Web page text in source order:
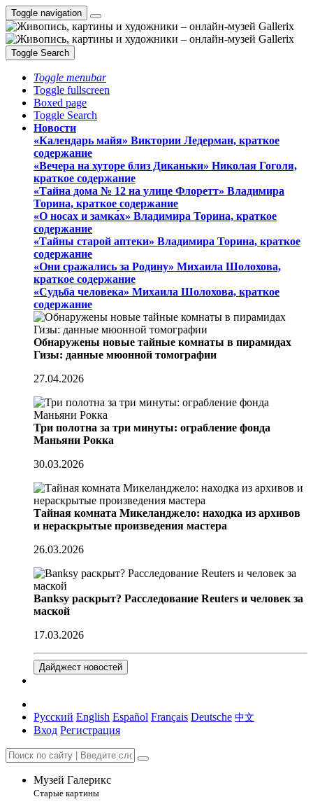
Toggle navigation
Toggle Search
Toggle menubar
Toggle fullscreen
Boxed page
Toggle Search
Новости
«Календарь майя» Виктории Ледерман, краткое
содержание
«Вечера на хуторе близ Диканьки» Николая Гоголя,
краткое содержание
«Тайна дома № 12 на улице Флоретт» Владимира
Торина, краткое содержание
«О носах и замка́х» Владимира Торина, краткое
содержание
«Тайны старой аптеки» Владимира Торина, краткое
содержание
«Они сражались за Родину» Михаила Шолохова,
краткое содержание
«Судьба человека» Михаила Шолохова, краткое
содержание
Обнаружены новые тайные комнаты в пирамидах
Гизы: данные мюонной томографии
27.04.2026
Три полотна за три минуты: ограбление фонда
Маньяни Рокка
30.03.2026
Тайная комната Микеланджело: находка из архивов
и нераскрытые произведения мастера
26.03.2026
Banksy раскрыт? Расследование Reuters и человек за
маской
17.03.2026
Дайджест новостей
Русский English Español Français Deutsche 中文
Вход Регистрация
Музей Галерикс
Старые картины